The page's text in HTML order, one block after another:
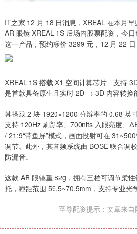
IT之家 12 月 18 日消息，XREAL 在本月
AR 眼镜 XREAL 1S 后场内股票配资，今
这一产品，预约标价 3299 元，12 月 22 日
XREAL 1S 搭载 X1 空间计算芯片，支持
是首款具备原生且实时 2D → 3D 内容转换
其搭载 2 块 1920×1200 分辨率的 0.68 英
支持 120Hz 刷新率、700nits 入眼亮度、
/ 21:9“带鱼屏”模式，画面投射可在
调节。此外，其音频系统由 BOSE 联合调
防漏音。
这款 AR 眼镜重 82g，拥有三档可调节柔
托，瞳距范围 59.5~70.5mm，支持专业光
至尊配资提示：文章来自